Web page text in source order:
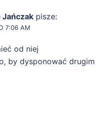
Jańczak pisze:
7:06 AM
od niej
by dysponować drugim